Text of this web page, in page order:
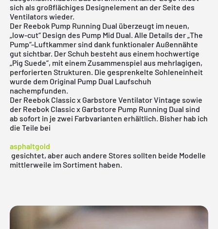
sich als großflächiges Designelement an der Seite des
Ventilators wieder.
Der Reebok Pump Running Dual überzeugt im neuen,
„low-cut“ Design des Pump Mid Dual. Alle Details der „The
Pump“-Luftkammer sind dank funktionaler Außennähte
gut sichtbar. Der Schuh besteht aus einem hochwertige
„Pig Suede“, mit einem Zusammenspiel aus mehrlagigen,
perforierten Strukturen. Die gesprenkelte Sohleneinheit
wurde dem Original Pump Dual Laufschuh
nachempfunden.
Der Reebok Classic x Garbstore Ventilator Vintage sowie
der Reebok Classic x Garbstore Pump Running Dual sind
ab sofort in je zwei Farbvarianten erhältlich. Bisher hab ich
die Teile bei
asphaltgold
gesichtet, aber auch andere Stores sollten beide Modelle
mittlerweile im Sortiment haben.